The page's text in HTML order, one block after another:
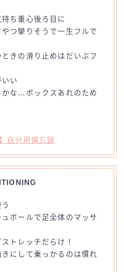
ち重心後ろ目に
やつ攣りそうで一生フルで
きの滑り止めはだいぶフ
いい
かな…ボックスあれのため
自分用備忘録
ュボールで足全体のマッサ
トレッチだらけ！
きにして乗っかるのは慣れ